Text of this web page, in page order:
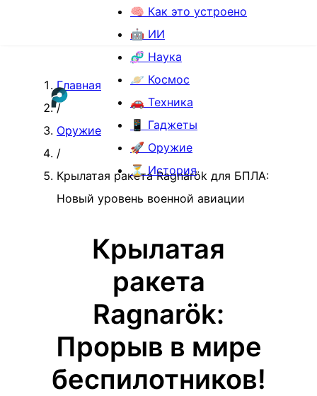
🧠 Как это устроено
🤖 ИИ
🧬 Наука
🪐 Космос
🚗 Техника
📱 Гаджеты
🚀 Оружие
⏳ История
Главная
/
Оружие
/
Крылатая ракета Ragnarök для БПЛА:
Новый уровень военной авиации
Крылатая
ракета
Ragnarök:
Прорыв в мире
беспилотников!